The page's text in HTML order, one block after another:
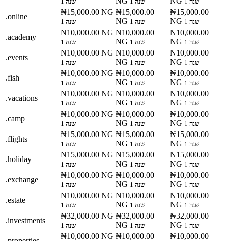
.online
₦15,000.00 NG
1 שנה
₦15,000.00
NG
1 שנה
₦15,000.00
NG
1 שנה
.academy
₦10,000.00 NG
1 שנה
₦10,000.00
NG
1 שנה
₦10,000.00
NG
1 שנה
.events
₦10,000.00 NG
1 שנה
₦10,000.00
NG
1 שנה
₦10,000.00
NG
1 שנה
.fish
₦10,000.00 NG
1 שנה
₦10,000.00
NG
1 שנה
₦10,000.00
NG
1 שנה
.vacations
₦10,000.00 NG
1 שנה
₦10,000.00
NG
1 שנה
₦10,000.00
NG
1 שנה
.camp
₦10,000.00 NG
1 שנה
₦10,000.00
NG
1 שנה
₦10,000.00
NG
1 שנה
.flights
₦15,000.00 NG
1 שנה
₦15,000.00
NG
1 שנה
₦15,000.00
NG
1 שנה
.holiday
₦15,000.00 NG
1 שנה
₦15,000.00
NG
1 שנה
₦15,000.00
NG
1 שנה
.exchange
₦10,000.00 NG
1 שנה
₦10,000.00
NG
1 שנה
₦10,000.00
NG
1 שנה
.estate
₦10,000.00 NG
1 שנה
₦10,000.00
NG
1 שנה
₦10,000.00
NG
1 שנה
.investments
₦32,000.00 NG
1 שנה
₦32,000.00
NG
1 שנה
₦32,000.00
NG
1 שנה
₦10,000.00 NG ₦10,000.00 ₦10,000.00